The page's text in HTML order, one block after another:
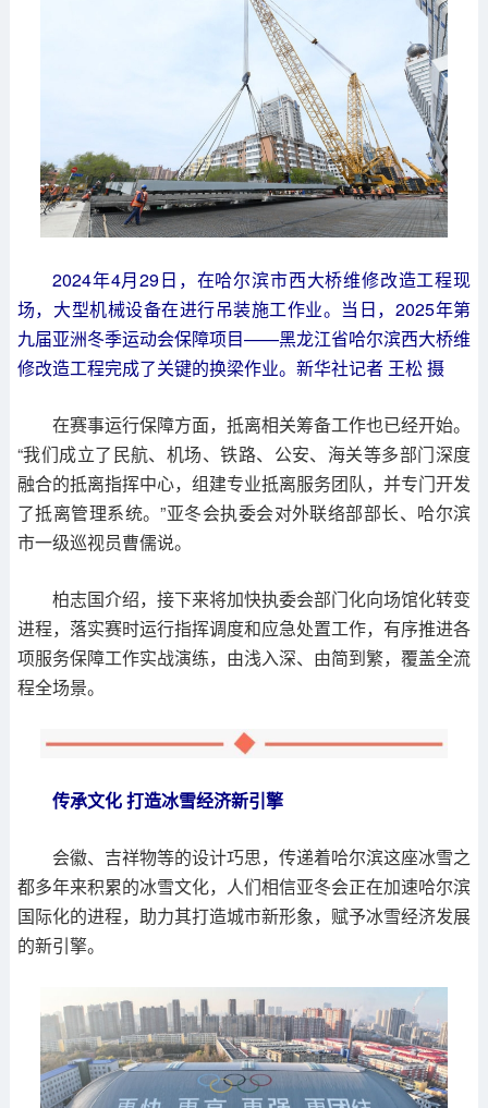
2024年4月29日，在哈尔滨市西大桥维修改造工程现
场，大型机械设备在进行吊装施工作业。当日，2025年第
九届亚洲冬季运动会保障项目——黑龙江省哈尔滨西大桥维
修改造工程完成了关键的换梁作业。新华社记者 王松 摄
在赛事运行保障方面，抵离相关筹备工作也已经开始。
“我们成立了民航、机场、铁路、公安、海关等多部门深度
融合的抵离指挥中心，组建专业抵离服务团队，并专门开发
了抵离管理系统。”亚冬会执委会对外联络部部长、哈尔滨
市一级巡视员曹儒说。
柏志国介绍，接下来将加快执委会部门化向场馆化转变
进程，落实赛时运行指挥调度和应急处置工作，有序推进各
项服务保障工作实战演练，由浅入深、由简到繁，覆盖全流
程全场景。
传承文化 打造冰雪经济新引擎
会徽、吉祥物等的设计巧思，传递着哈尔滨这座冰雪之
都多年来积累的冰雪文化，人们相信亚冬会正在加速哈尔滨
国际化的进程，助力其打造城市新形象，赋予冰雪经济发展
的新引擎。